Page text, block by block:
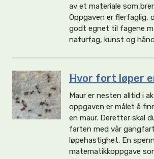
av et materiale som
Oppgaven er flerfaglig,
godt egnet til fagene
naturfag, kunst og
Hvor fort løper
Maur er nesten alltid i
oppgaven er målet å
en maur. Deretter skal
farten med vår
løpehastighet. En
matematikkoppgave